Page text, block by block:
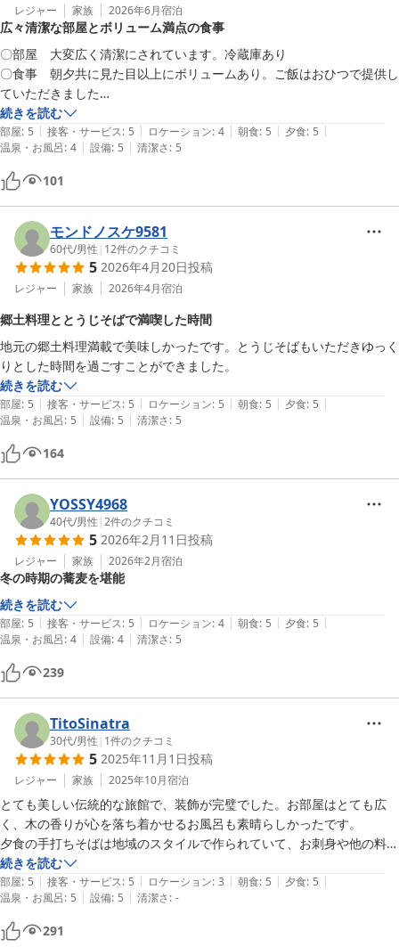
レジャー 家族 2026年6月宿泊
広々清潔な部屋とボリューム満点の食事
〇部屋　大変広く清潔にされています。冷蔵庫あり
〇食事　朝夕共に見た目以上にボリュームあり。ご飯はおひつで提供し
ていただきました
〇その他　お風呂、洗面所、トイレなどとても清潔です。お蕎麦屋さん
も併設されており、次回は昼食もお世話　　　　　　　　　なりたいで
す
〇総合　リピ有り有り、連泊して周辺観光もしてみたい
続きを読む
部屋: 5 | 接客・サービス: 5 | ロケーション: 4 | 朝食: 5 | 夕食: 5 |
温泉・お風呂: 4 | 設備: 5 | 清潔さ: 5
101
モンドノスケ9581
60代/男性 | 12件のクチコミ
5 2026年4月20日投稿
レジャー 家族 2026年4月宿泊
郷土料理ととうじそばで満喫した時間
地元の郷土料理満載で美味しかったです。とうじそばもいただきゆっく
りとした時間を過ごすことができました。
続きを読む
部屋: 5 | 接客・サービス: 5 | ロケーション: 5 | 朝食: 5 | 夕食: 5 |
温泉・お風呂: 5 | 設備: 5 | 清潔さ: 5
164
YOSSY4968
40代/男性 |2件のクチコミ
5 2026年2月11日投稿
レジャー 家族 2026年2月宿泊
冬の時期の蕎麦を堪能
続きを読む
部屋: 5 | 接客・サービス: 5 | ロケーション: 4 | 朝食: 5 | 夕食: 5 |
温泉・お風呂: 4 | 設備: 4 | 清潔さ: 5
239
TitoSinatra
30代/男性 | 1件のクチコミ
5 2025年11月1日投稿
レジャー 家族 2025年10月宿泊
とても美しい伝統的な旅館で、装飾が完璧でした。お部屋はとても広
く、木の香りが心を落ち着かせるお風呂も素晴らしかったです。
夕食の手打ちそばは地域のスタイルで作られていて、お刺身や他の料理
と一緒に、とても美味しくいただきました。
私の日本語はあまり上手ではなく、妹はまったく話せませんでしたが、
女将さんはとても親切で温かく、最高のサービスをしてくれました。
続きを読む
部屋: 5 | 接客・サービス: 5 | ロケーション: 3 | 朝食: 5 | 夕食: 5 |
温泉・お風呂: 5 | 設備: 5 | 清潔さ: -
291